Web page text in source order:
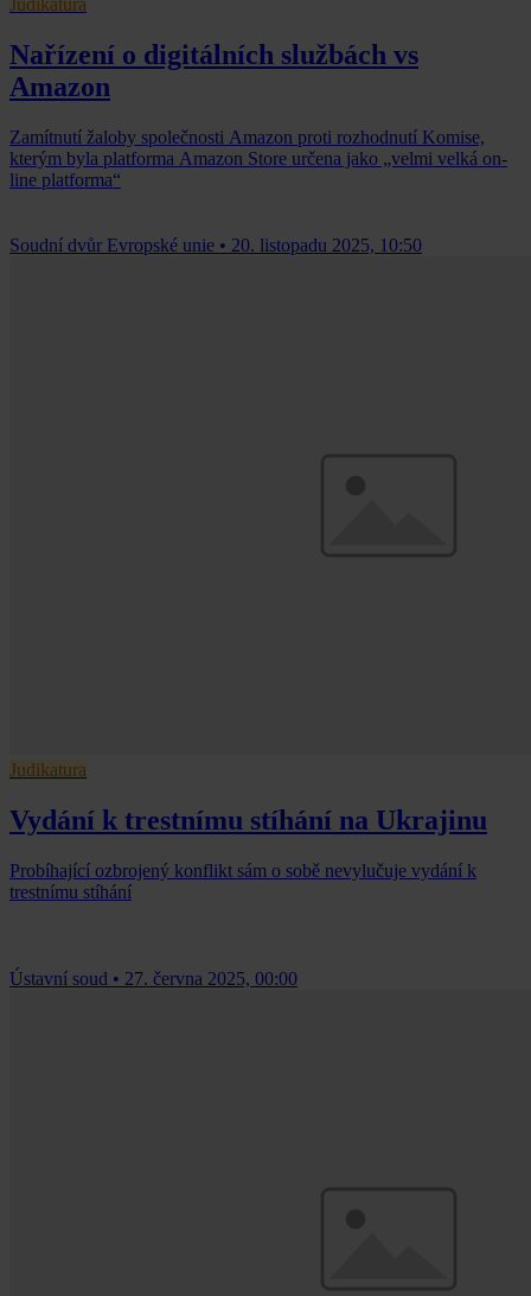
Judikatura
Nařízení o digitálních službách vs
Amazon
Zamítnutí žaloby společnosti Amazon proti rozhodnutí Komise,
kterým byla platforma Amazon Store určena jako „velmi velká on-
line platforma“
Soudní dvůr Evropské unie • 20. listopadu 2025, 10:50
Judikatura
Vydání k trestnímu stíhání na Ukrajinu
Probíhající ozbrojený konflikt sám o sobě nevylučuje vydání k
trestnímu stíhání
Ústavní soud • 27. června 2025, 00:00